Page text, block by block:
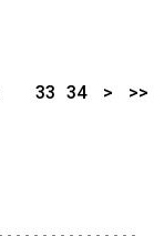
33 34 > >>